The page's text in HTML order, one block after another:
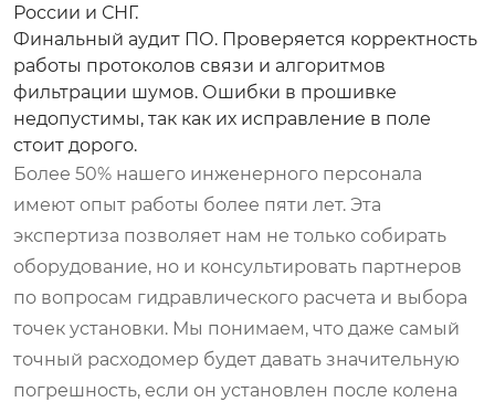
России и СНГ.
Финальный аудит ПО. Проверяется корректность
работы протоколов связи и алгоритмов
фильтрации шумов. Ошибки в прошивке
недопустимы, так как их исправление в поле
стоит дорого.
Более 50% нашего инженерного персонала
имеют опыт работы более пяти лет. Эта
экспертиза позволяет нам не только собирать
оборудование, но и консультировать партнеров
по вопросам гидравлического расчета и выбора
точек установки. Мы понимаем, что даже самый
точный расходомер будет давать значительную
погрешность, если он установлен после колена